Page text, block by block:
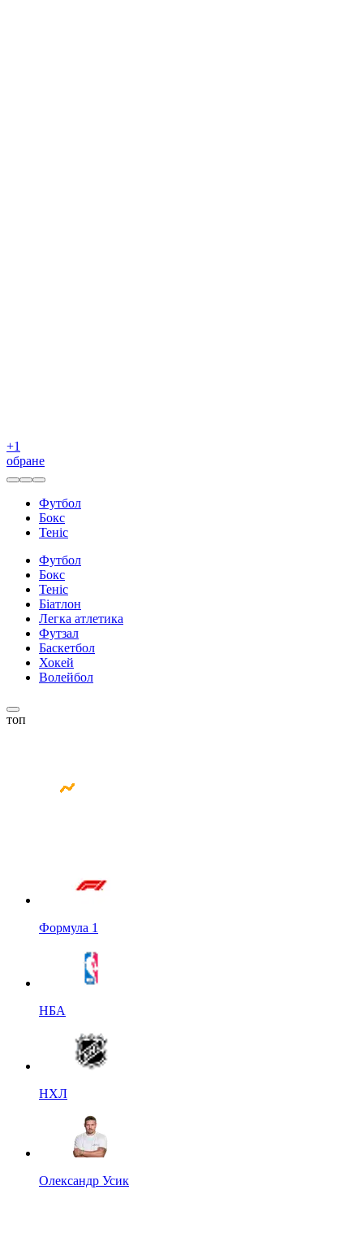
+1
обране
Футбол
Бокс
Теніс
Футбол
Бокс
Теніс
Біатлон
Легка атлетика
Футзал
Баскетбол
Хокей
Волейбол
топ
Формула 1
НБА
НХЛ
Олександр Усик